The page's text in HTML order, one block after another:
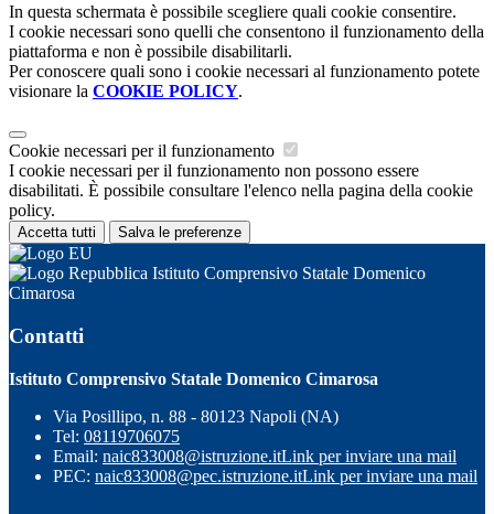
In questa schermata è possibile scegliere quali cookie consentire.
I cookie necessari sono quelli che consentono il funzionamento della
piattaforma e non è possibile disabilitarli.
Per conoscere quali sono i cookie necessari al funzionamento potete
visionare la COOKIE POLICY.
Cookie necessari per il funzionamento
I cookie necessari per il funzionamento non possono essere
disabilitati. È possibile consultare l'elenco nella pagina della cookie
policy.
Accetta tutti Salva le preferenze
Istituto Comprensivo Statale Domenico
Cimarosa
Contatti
Istituto Comprensivo Statale Domenico Cimarosa
Via Posillipo, n. 88 - 80123 Napoli (NA)
Tel: 08119706075
Email: naic833008@istruzione.itLink per inviare una mail
PEC: naic833008@pec.istruzione.itLink per inviare una mail